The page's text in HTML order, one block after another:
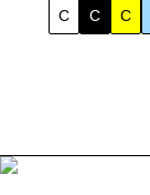
C C C